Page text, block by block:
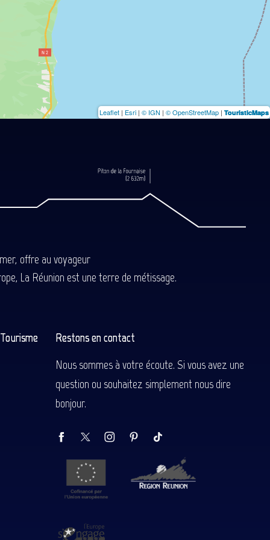
Leaflet | Esri | © IGN | © OpenStreetMap | TouristicMaps
offre au voyageur
La Réunion est une terre de métissage.
Restons en contact
Nous sommes à votre écoute. Si vous avez une
question ou souhaitez simplement nous dire
bonjour.